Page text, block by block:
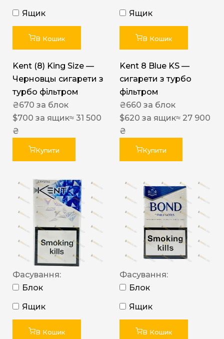
Ящик
В Кошик
Kent (8) King Size —
Черновцы сигарети з
турбо фільтром
₴670 за блок
$700 за ящик≈ 31 500
₴
Купити
Ящик
В Кошик
Kent 8 Blue KS —
сигарети з турбо
фільтром
₴660 за блок
$620 за ящик≈ 27 900
₴
Купити
Фасування:
Блок
Ящик
В Кошик
Фасування:
Блок
Ящик
В Кошик